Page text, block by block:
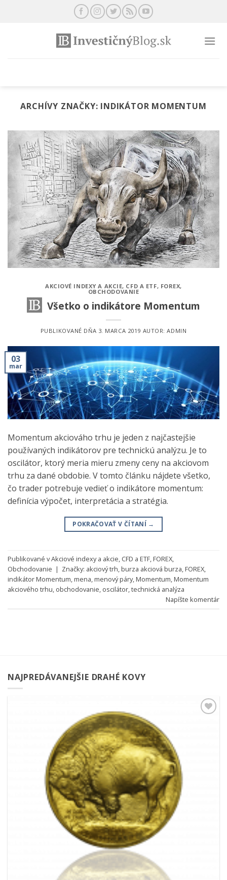
ARCHÍVY ZNAČKY: INDIKÁTOR MOMENTUM
AKCIOVÉ INDEXY A AKCIE, CFD A ETF, FOREX,
OBCHODOVANIE
Všetko o indikátore Momentum
PUBLIKOVANÉ DŇA 3. MARCA 2019 AUTOR:ADMIN
03
mar
Momentum akciováho trhu je jeden z najčastejšie
používaných indikátorov pre technickú analýzu. Je to
oscilátor, ktorý meria mieru zmeny ceny na akciovom
trhu za dané obdobie. V tomto článku nájdete všetko,
čo trader potrebuje vedieť o indikátore momentum:
definícia výpočet, interpretácia a stratégia.
POKRAČOVAŤ V ČÍTANÍ →
Publikované vAkciové indexy a akcie, CFD a ETF,FOREX,
Obchodovanie | Značky: akciový trh,burza akciová burza,FOREX,
indikátor Momentum,mena,menový páry,Momentum,Momentum
akciového trhu, obchodovanie, oscilátor,technická analýza
Napíšte komentár
NAJPREDÁVANEJŠIE DRAHÉ KOVY